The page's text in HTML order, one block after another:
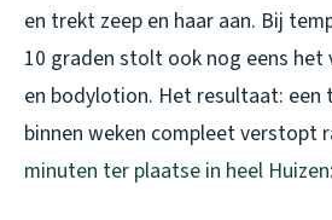
en trekt zeep en haar aan. Bij
10 graden stolt ook nog eens
en bodylotion. Het resultaat: een
binnen weken compleet verstopt
minuten ter plaatse in heel